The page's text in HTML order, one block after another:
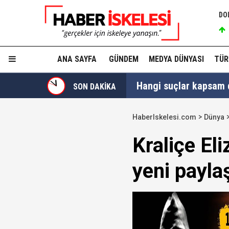
ANA SAYFA GÜNDEM MEDYA DÜNYASI
SON DAKİKA Hangi suçlar kapsam
Devlet Bahçeli'den
Trabzonspor, KAP'a
İzmir Büyükşehir
Yükseliş üst üste 3.
HaberIskelesi.com Dünya
Kraliçe
yeni